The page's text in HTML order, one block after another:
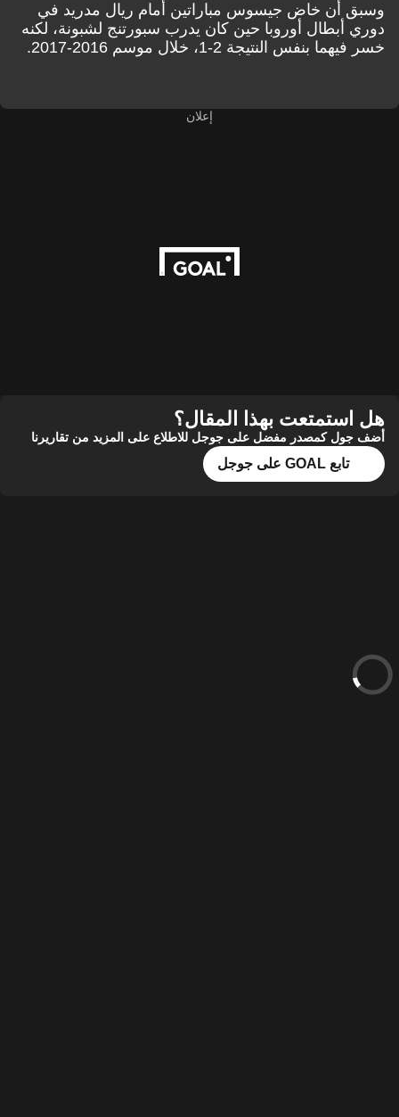
وسبق أن خاض جيسوس مباراتين أمام ريال مدريد في
دوري أبطال أوروبا حين كان يدرب سبورتنج لشبونة، لكنه
خسر فيهما بنفس النتيجة 2-1، خلال موسم 2016-2017.
إعلان
هل استمتعت بهذا المقال؟
أضف جول كمصدر مفضل على جوجل للاطلاع على المزيد من تقاريرنا
تابع GOAL على جوجل